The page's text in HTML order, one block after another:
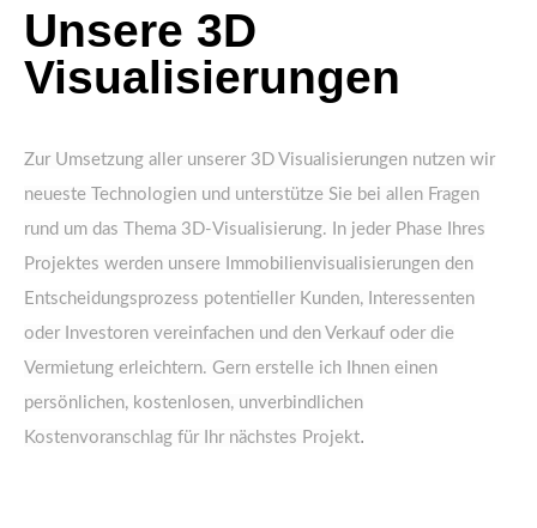
Unsere 3D
Visualisierungen
Zur Umsetzung aller unserer 3D Visualisierungen nutzen wir
neueste Technologien und unterstütze Sie bei allen Fragen
rund um das Thema 3D-Visualisierung. In jeder Phase Ihres
Projektes werden unsere Immobilienvisualisierungen den
Entscheidungsprozess potentieller Kunden, Interessenten
oder Investoren vereinfachen und den Verkauf oder die
Vermietung erleichtern. Gern erstelle ich Ihnen einen
persönlichen, kostenlosen, unverbindlichen
Kostenvoranschlag für Ihr nächstes Projekt.